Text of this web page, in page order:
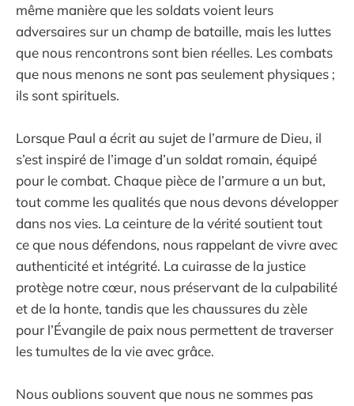
même manière que les soldats voient leurs
adversaires sur un champ de bataille, mais les luttes
que nous rencontrons sont bien réelles. Les combats
que nous menons ne sont pas seulement physiques ;
ils sont spirituels.
Lorsque Paul a écrit au sujet de l’armure de Dieu, il
s’est inspiré de l’image d’un soldat romain, équipé
pour le combat. Chaque pièce de l’armure a un but,
tout comme les qualités que nous devons développer
dans nos vies. La ceinture de la vérité soutient tout
ce que nous défendons, nous rappelant de vivre avec
authenticité et intégrité. La cuirasse de la justice
protège notre cœur, nous préservant de la culpabilité
et de la honte, tandis que les chaussures du zèle
pour l’Évangile de paix nous permettent de traverser
les tumultes de la vie avec grâce.
Nous oublions souvent que nous ne sommes pas